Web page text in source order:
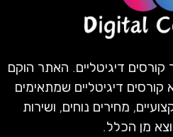
דיגיטליים. האתר הוקם
דיגיטליים שמתאימים
מחירים נוחים, ושירות
מן הכלל.